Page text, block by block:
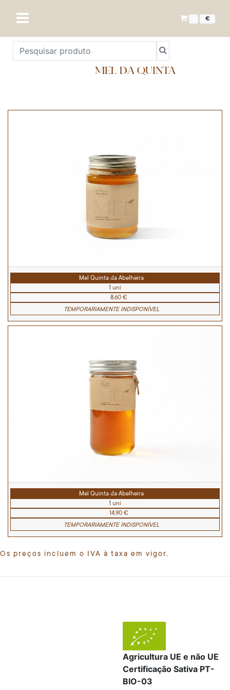
€
MEL DA QUINTA
Mel Quinta da Abelheira
1 uni
8,60 €
TEMPORARIAMENTE INDISPONÍVEL
Mel Quinta da Abelheira
1 uni
14,90 €
TEMPORARIAMENTE INDISPONÍVEL
Os preços incluem o IVA à taxa em vigor.
Agricultura UE e não UE
Certificação Sativa PT-
BIO-03